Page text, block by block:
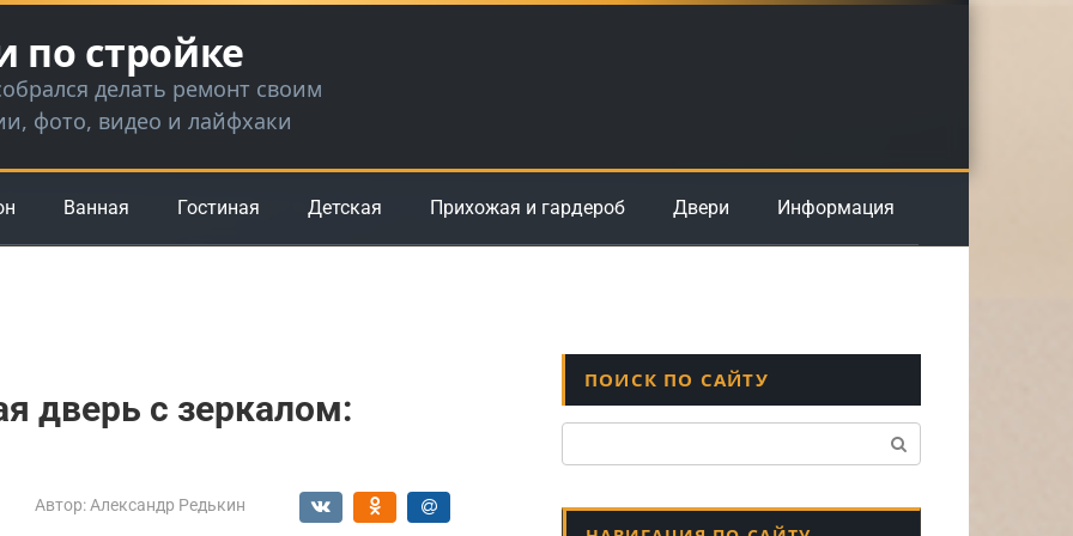
по стройке
делать ремонт своим
фото, видео и лайфхаки
Ванная Гостиная Детская Прихожая и гардероб Двери Информация
дверь с зеркалом:
Автор: Александр Редькин
ПОИСК ПО САЙТУ